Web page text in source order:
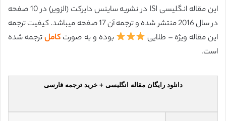
این مقاله انگلیسی ISI در نشریه ساینس دایرکت (الزویر) در 10 صفحه
در سال 2016 منتشر شده و ترجمه آن 17 صفحه میباشد. کیفیت ترجمه
این مقاله ویژه – طلایی
بوده و به صورت کاملترجمه شده
است.
دانلود رایگان مقاله انگلیسی + خرید ترجمه فارسی